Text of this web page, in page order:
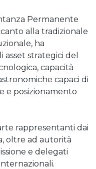
Permanente
alla tradizionale
ha
strategici del
capacità
capaci di
e posizionamento
rappresentanti dai
oltre ad autorità
e delegati